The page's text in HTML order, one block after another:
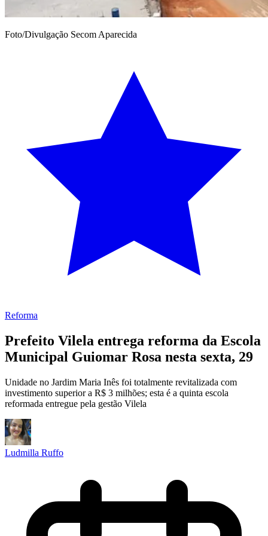
Foto/Divulgação Secom Aparecida
Reforma
Prefeito Vilela entrega reforma da Escola
Municipal Guiomar Rosa nesta sexta, 29
Unidade no Jardim Maria Inês foi totalmente revitalizada com
investimento superior a R$ 3 milhões; esta é a quinta escola
reformada entregue pela gestão Vilela
Ludmilla Ruffo